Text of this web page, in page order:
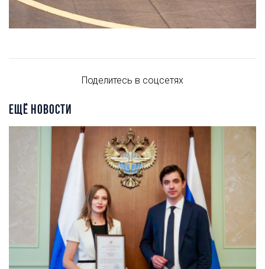
Поделитесь в соцсетях
ЕЩЁ НОВОСТИ